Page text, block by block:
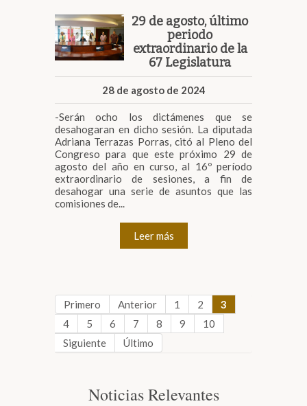
29 de agosto, último
periodo
extraordinario de la
67 Legislatura
28 de agosto de 2024
-Serán ocho los dictámenes que se
desahogaran en dicho sesión. La diputada
Adriana Terrazas Porras, citó al Pleno del
Congreso para que este próximo 29 de
agosto del año en curso, al 16º período
extraordinario de sesiones, a fin de
desahogar una serie de asuntos que las
comisiones de...
Leer más
Primero Anterior 1 2
3
4
5 6 7 8 9
10
Siguiente
Último
Noticias Relevantes